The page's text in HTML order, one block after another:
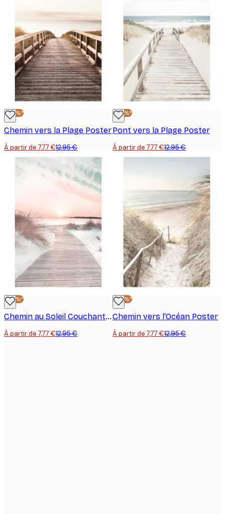
-40%*
Chemin vers la Plage Poster
À partir de 7,77 €12,95 €
-40%*
Pont vers la Plage Poster
À partir de 7,77 €12,95 €
-40%*
Chemin au Soleil Couchant Poster
À partir de 7,77 €12,95 €
-40%*
Chemin vers l'Océan Poster
À partir de 7,77 €12,95 €